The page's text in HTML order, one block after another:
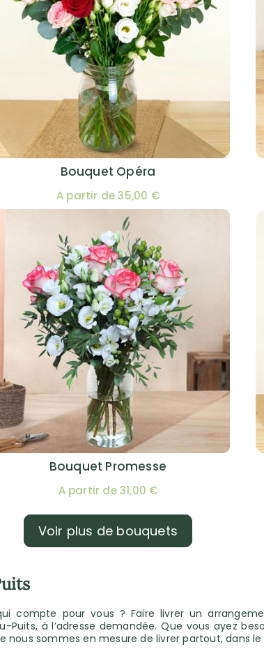
Bouquet Opéra
A partir de 35,00 €
Bouquet Promesse
A partir de 31,00 €
Voir plus de bouquets
compte pour vous ? Faire livrer un
Puits, à l’adresse demandée. Que vous ayez
nous sommes en mesure de livrer partout, dans le